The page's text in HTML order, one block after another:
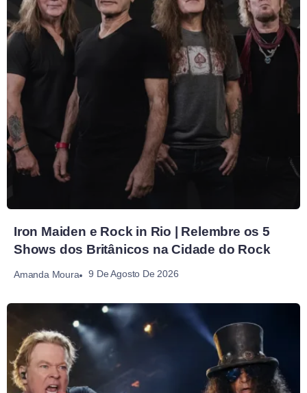
Iron Maiden e Rock in Rio | Relembre os 5
Shows dos Britânicos na Cidade do Rock
Amanda Moura 9 De Agosto De 2026